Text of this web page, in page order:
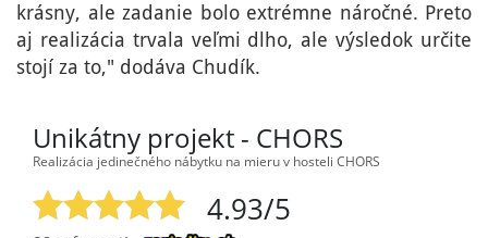
krásny, ale zadanie bolo extrémne náročné. Preto
aj realizácia trvala veľmi dlho, ale výsledok určite
stojí za to," dodáva Chudík.